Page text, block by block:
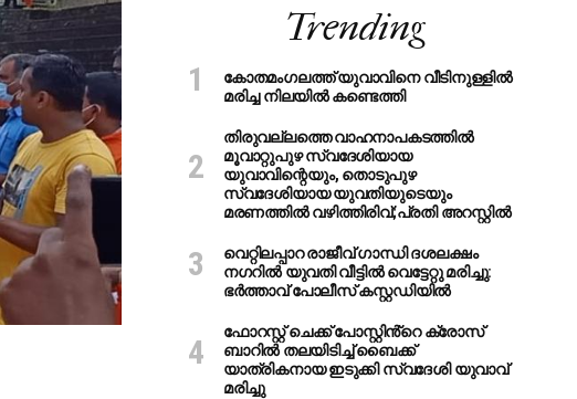
Trending
കോതമംഗലത്ത് യുവാവിനെ വീടിനുള്ളിൽ
മരിച്ച നിലയിൽ കണ്ടെത്തി
തിരുവല്ലത്തെ വാഹനാപകടത്തില്‍
മൂവാറ്റുപുഴ സ്വദേശിയായ
യുവാവിന്റെയും, തൊടുപുഴ
സ്വദേശിയായ യുവതിയുടെയും
മരണത്തില്‍ വഴിത്തിരിവ്;പ്രതി അറസ്റ്റില്‍
വെറ്റിലപ്പാറ രാജീവ് ഗാന്ധി ദശലക്ഷം
നഗറിൽ യുവതി വീട്ടിൽ വെട്ടേറ്റു മരിച്ചു:
ഭർത്താവ് പോലീസ് കസ്റ്റഡിയിൽ
ഫോറസ്റ്റ് ചെക്ക് പോസ്റ്റിൻ്റെ ക്രോസ്
ബാറില്‍ തലയിടിച്ച് ബൈക്ക്
യാത്രികനായ ഇടുക്കി സ്വദേശി യുവാവ്
മരിച്ചു